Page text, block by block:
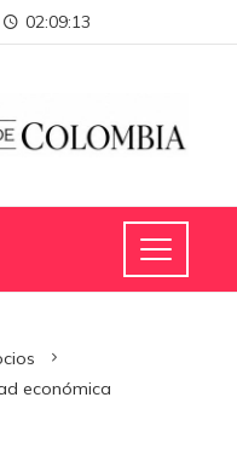
02:09:14
económica